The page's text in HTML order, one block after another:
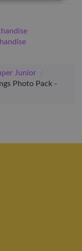
Junior
/
Photo Pack -